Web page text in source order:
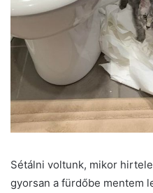
Sétálni voltunk, mikor
gyorsan a fürdőbe mentem